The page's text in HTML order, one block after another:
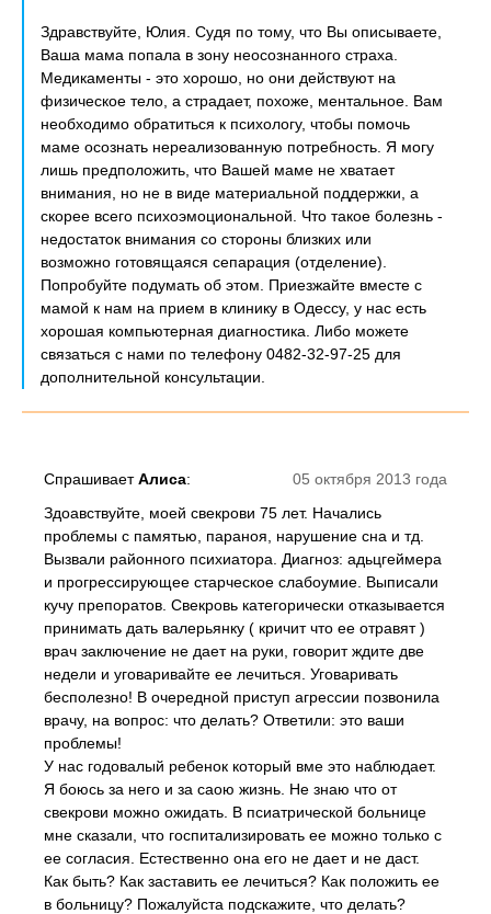
Здравствуйте, Юлия. Судя по тому, что Вы описываете,
Ваша мама попала в зону неосознанного страха.
Медикаменты - это хорошо, но они действуют на
физическое тело, а страдает, похоже, ментальное. Вам
необходимо обратиться к психологу, чтобы помочь
маме осознать нереализованную потребность. Я могу
лишь предположить, что Вашей маме не хватает
внимания, но не в виде материальной поддержки, а
скорее всего психоэмоциональной. Что такое болезнь -
недостаток внимания со стороны близких или
возможно готовящаяся сепарация (отделение).
Попробуйте подумать об этом. Приезжайте вместе с
мамой к нам на прием в клинику в Одессу, у нас есть
хорошая компьютерная диагностика. Либо можете
связаться с нами по телефону 0482-32-97-25 для
дополнительной консультации.
05 октября 2013 года
СпрашиваетАлиса:
Здоавствуйте, моей свекрови 75 лет. Начались
проблемы с памятью, параноя, нарушение сна и тд.
Вызвали районного психиатора. Диагноз: адьцгеймера
и прогрессирующее старческое слабоумие. Выписали
кучу препоратов. Свекровь категорически отказывается
принимать дать валерьянку ( кричит что ее отравят )
врач заключение не дает на руки, говорит ждите две
недели и уговаривайте ее лечиться. Уговаривать
бесполезно! В очередной приступ агрессии позвонила
врачу, на вопрос: что делать? Ответили: это ваши
проблемы!
У нас годовалый ребенок который вме это наблюдает.
Я боюсь за него и за саою жизнь. Не знаю что от
свекрови можно ожидать. В псиатрической больнице
мне сказали, что госпитализировать ее можно только с
ее согласия. Естественно она его не дает и не даст.
Как быть? Как заставить ее лечиться? Как положить ее
в больницу? Пожалуйста подскажите, что делать?